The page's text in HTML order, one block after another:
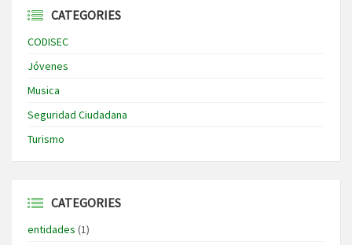
CATEGORIES
CODISEC
Jóvenes
Musica
Seguridad Ciudadana
Turismo
CATEGORIES
entidades (1)